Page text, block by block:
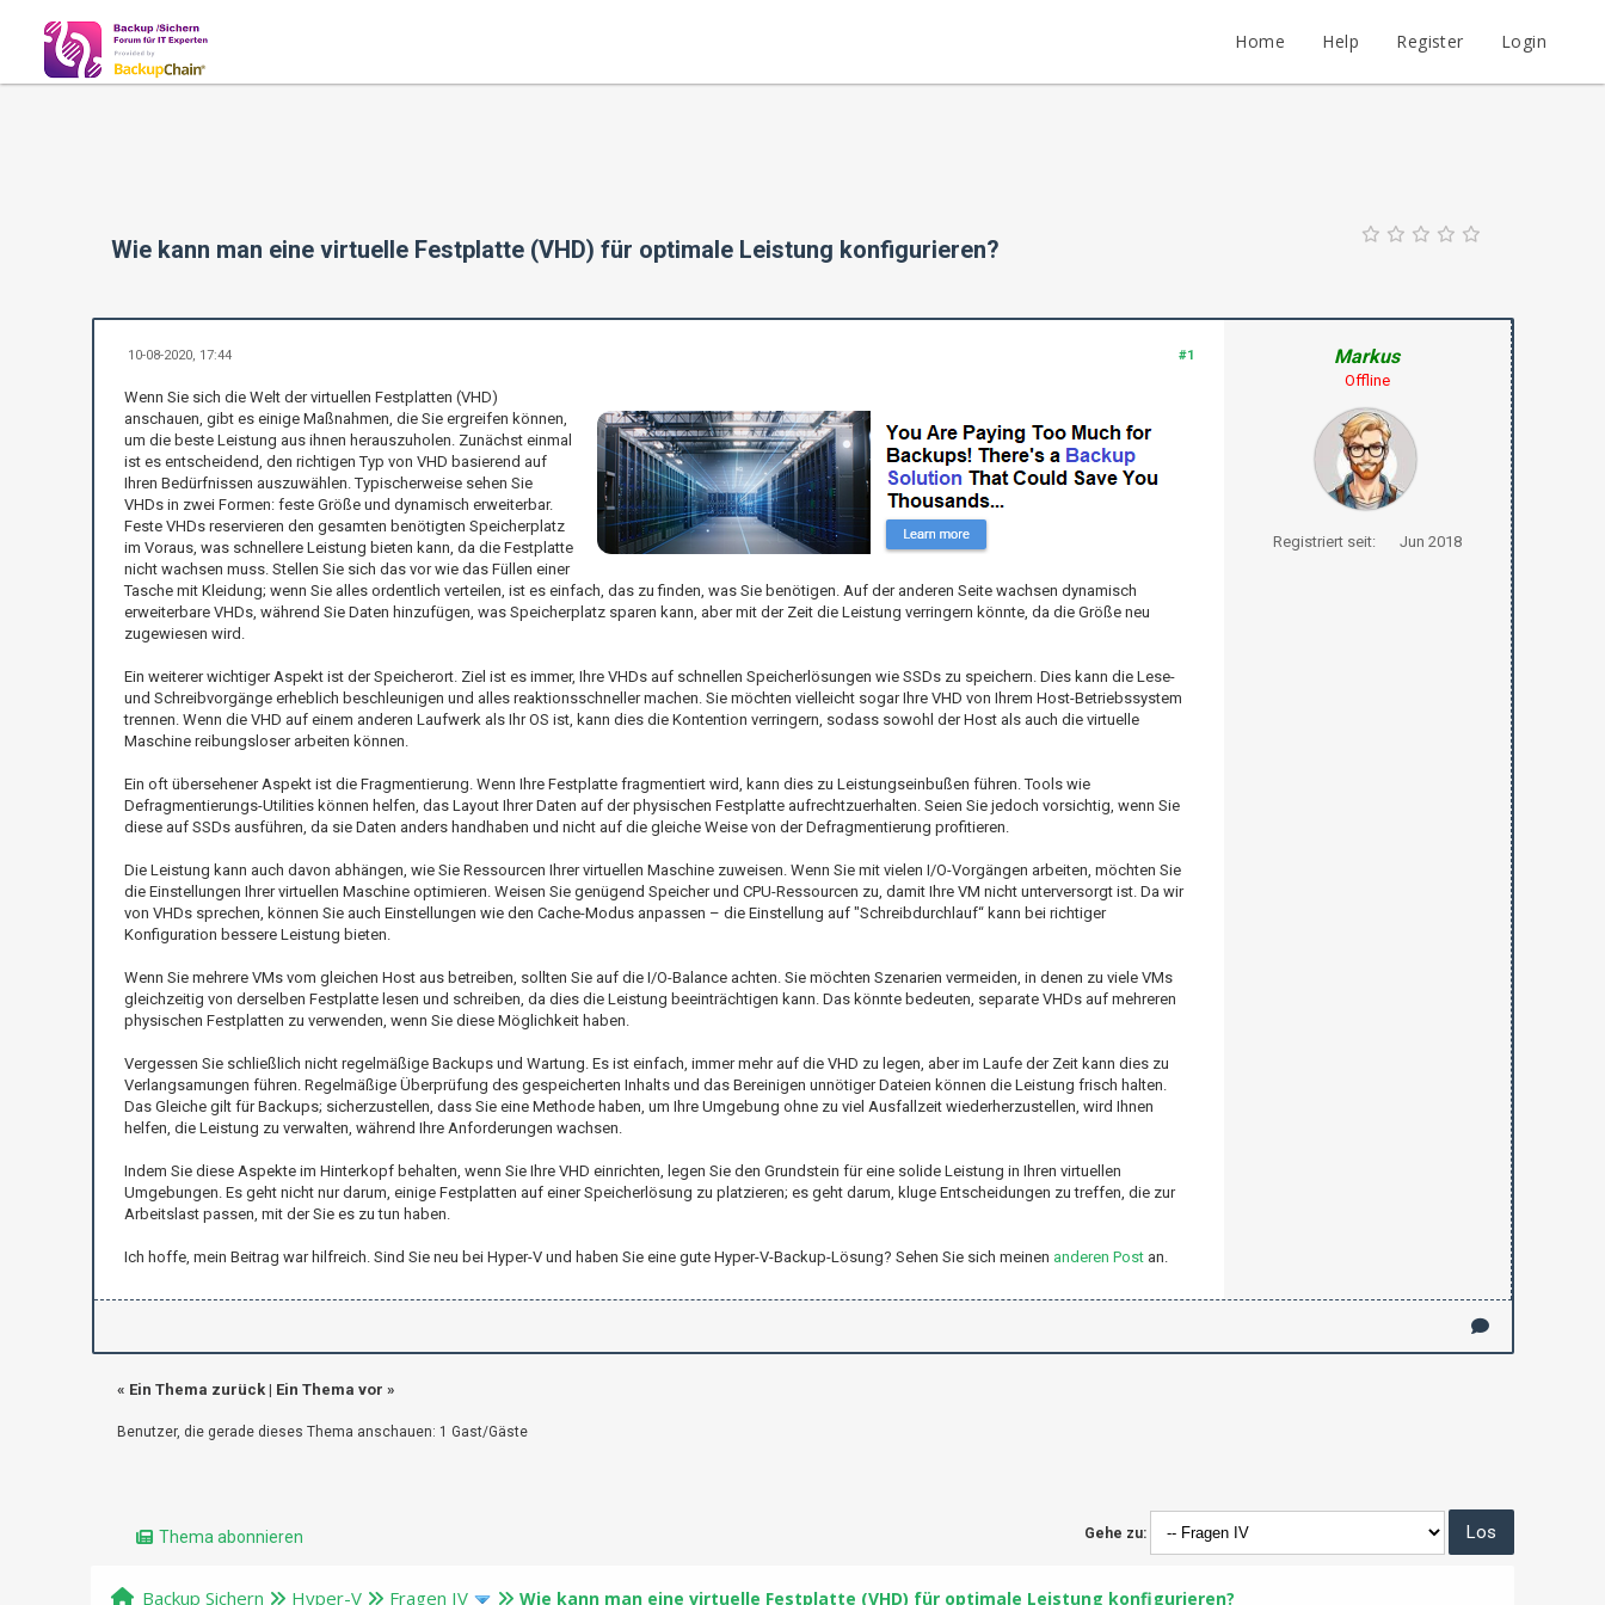
Home Help Register Login
Wie kann man eine virtuelle Festplatte (VHD) für optimale Leistung konfigurieren?
#1
10-08-2020, 17:44
Wenn Sie sich die Welt der virtuellen Festplatten (VHD)
anschauen, gibt es einige Maßnahmen, die Sie ergreifen können,
um die beste Leistung aus ihnen herauszuholen. Zunächst einmal
ist es entscheidend, den richtigen Typ von VHD basierend auf
Ihren Bedürfnissen auszuwählen. Typischerweise sehen Sie
VHDs in zwei Formen: feste Größe und dynamisch erweiterbar.
Feste VHDs reservieren den gesamten benötigten Speicherplatz
im Voraus, was schnellere Leistung bieten kann, da die Festplatte
nicht wachsen muss. Stellen Sie sich das vor wie das Füllen einer
Tasche mit Kleidung; wenn Sie alles ordentlich verteilen, ist es einfach, das zu finden, was Sie benötigen. Auf der anderen Seite wachsen dynamisch
erweiterbare VHDs, während Sie Daten hinzufügen, was Speicherplatz sparen kann, aber mit der Zeit die Leistung verringern könnte, da die Größe neu
zugewiesen wird.
Ein weiterer wichtiger Aspekt ist der Speicherort. Ziel ist es immer, Ihre VHDs auf schnellen Speicherlösungen wie SSDs zu speichern. Dies kann die Lese-
und Schreibvorgänge erheblich beschleunigen und alles reaktionsschneller machen. Sie möchten vielleicht sogar Ihre VHD von Ihrem Host-Betriebssystem
trennen. Wenn die VHD auf einem anderen Laufwerk als Ihr OS ist, kann dies die Kontention verringern, sodass sowohl der Host als auch die virtuelle
Maschine reibungsloser arbeiten können.
Ein oft übersehener Aspekt ist die Fragmentierung. Wenn Ihre Festplatte fragmentiert wird, kann dies zu Leistungseinbußen führen. Tools wie
Defragmentierungs-Utilities können helfen, das Layout Ihrer Daten auf der physischen Festplatte aufrechtzuerhalten. Seien Sie jedoch vorsichtig, wenn Sie
diese auf SSDs ausführen, da sie Daten anders handhaben und nicht auf die gleiche Weise von der Defragmentierung profitieren.
Die Leistung kann auch davon abhängen, wie Sie Ressourcen Ihrer virtuellen Maschine zuweisen. Wenn Sie mit vielen I/O-Vorgängen arbeiten, möchten Sie
die Einstellungen Ihrer virtuellen Maschine optimieren. Weisen Sie genügend Speicher und CPU-Ressourcen zu, damit Ihre VM nicht unterversorgt ist. Da wir
von VHDs sprechen, können Sie auch Einstellungen wie den Cache-Modus anpassen – die Einstellung auf "Schreibdurchlauf“ kann bei richtiger
Konfiguration bessere Leistung bieten.
Wenn Sie mehrere VMs vom gleichen Host aus betreiben, sollten Sie auf die I/O-Balance achten. Sie möchten Szenarien vermeiden, in denen zu viele VMs
gleichzeitig von derselben Festplatte lesen und schreiben, da dies die Leistung beeinträchtigen kann. Das könnte bedeuten, separate VHDs auf mehreren
physischen Festplatten zu verwenden, wenn Sie diese Möglichkeit haben.
Vergessen Sie schließlich nicht regelmäßige Backups und Wartung. Es ist einfach, immer mehr auf die VHD zu legen, aber im Laufe der Zeit kann dies zu
Verlangsamungen führen. Regelmäßige Überprüfung des gespeicherten Inhalts und das Bereinigen unnötiger Dateien können die Leistung frisch halten.
Das Gleiche gilt für Backups; sicherzustellen, dass Sie eine Methode haben, um Ihre Umgebung ohne zu viel Ausfallzeit wiederherzustellen, wird Ihnen
helfen, die Leistung zu verwalten, während Ihre Anforderungen wachsen.
Indem Sie diese Aspekte im Hinterkopf behalten, wenn Sie Ihre VHD einrichten, legen Sie den Grundstein für eine solide Leistung in Ihren virtuellen
Umgebungen. Es geht nicht nur darum, einige Festplatten auf einer Speicherlösung zu platzieren; es geht darum, kluge Entscheidungen zu treffen, die zur
Arbeitslast passen, mit der Sie es zu tun haben.
Ich hoffe, mein Beitrag war hilfreich. Sind Sie neu bei Hyper-V und haben Sie eine gute Hyper-V-Backup-Lösung? Sehen Sie sich meinen anderen Postan.
Markus
Offline
Registriert seit: Jun 2018
« Ein Thema zurück| Ein Thema vor »
Benutzer, die gerade dieses Thema anschauen: 1 Gast/Gäste
Thema abonnieren Gehe zu:
Backup Sichern Hyper-V Fragen IV Wie kann man eine virtuelle Festplatte (VHD) für optimale Leistung konfigurieren?